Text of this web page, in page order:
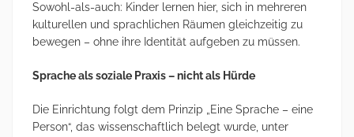
Sowohl-als-auch: Kinder lernen hier, sich in mehreren
kulturellen und sprachlichen Räumen gleichzeitig zu
bewegen – ohne ihre Identität aufgeben zu müssen.
Sprache als soziale Praxis – nicht als Hürde
Die Einrichtung folgt dem Prinzip „Eine Sprache – eine
Person“, das wissenschaftlich belegt wurde, unter